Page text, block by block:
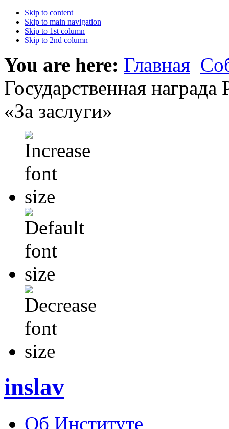
Skip to content
Skip to main navigation
Skip to 1st column
Skip to 2nd column
You are here: Главная
Государственная
«За заслуги»
inslav
Об Институте